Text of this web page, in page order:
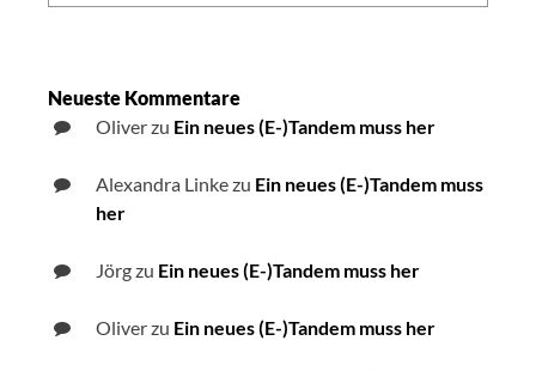
Neueste Kommentare
Oliverzu Ein neues (E-)Tandem muss her
Alexandra Linkezu Ein neues (E-)Tandem muss
her
Jörgzu Ein neues (E-)Tandem muss her
Oliverzu Ein neues (E-)Tandem muss her